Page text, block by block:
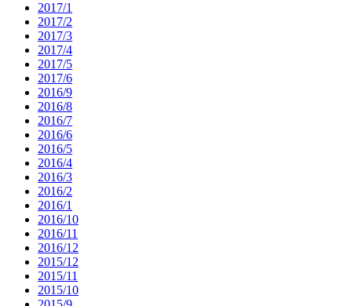
2017/1
2017/2
2017/3
2017/4
2017/5
2017/6
2016/9
2016/8
2016/7
2016/6
2016/5
2016/4
2016/3
2016/2
2016/1
2016/10
2016/11
2016/12
2015/12
2015/11
2015/10